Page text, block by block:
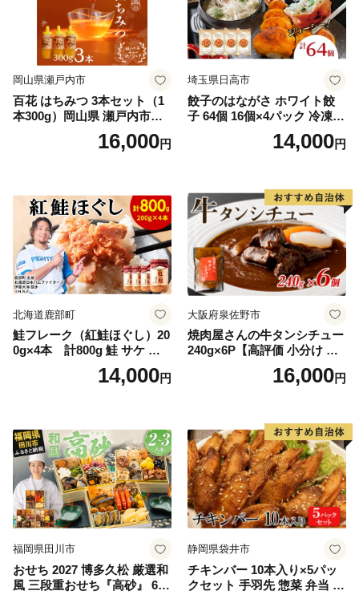
岡山県瀬戸内市
百花 はちみつ 3本セット（1
本300g）岡山県 瀬戸内市産
石黒農園 ヨーグルト パン 砂
糖の代わり 香り高い いい香
16,000円
埼玉県日高市
餃子のはながさ ホワイト餃
子 64個 16個×4パック 冷凍
中華 点心 B級グルメ ご当地
野菜 おつまみ おかず 簡単調
ー ギフト お取り寄せ 日高市
14,000円
北海道鹿部町
鮭フレーク（紅鮭ほぐし）20
0g×4本 計800g 鮭 サケ 鮭
ほぐし サケフレーク シャケ
フレーク 鮭フレーク14,000円
大阪府泉佐野市
焼肉屋さんの牛タンシチュー
240g×6P【高評価 小分け 惣
菜 牛たん 一人暮らし 冷凍】
16,000円
福岡県田川市
おせち 2027 博多久松 厳選和
風 三段重おせち『高砂』 6.5
静岡県袋井市
チキンバー 10本入り×5パッ
クセット 手羽先 惣菜 弁当 お